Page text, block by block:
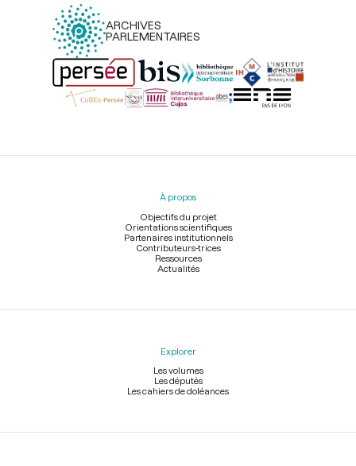
ARCHIVES
PARLEMENTAIRES
Menu
À propos
Objectifs du projet
Orientations scientifiques
Partenaires institutionnels
Contributeurs-trices
Ressources
Actualités
Explorer
Les volumes
Les députés
Les cahiers de doléances